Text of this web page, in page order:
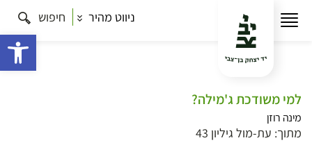
ניווט מהיר חיפוש
למי משודכת ג'מילה?
מינה רוזן
מתוך: עת-מול גיליון 43